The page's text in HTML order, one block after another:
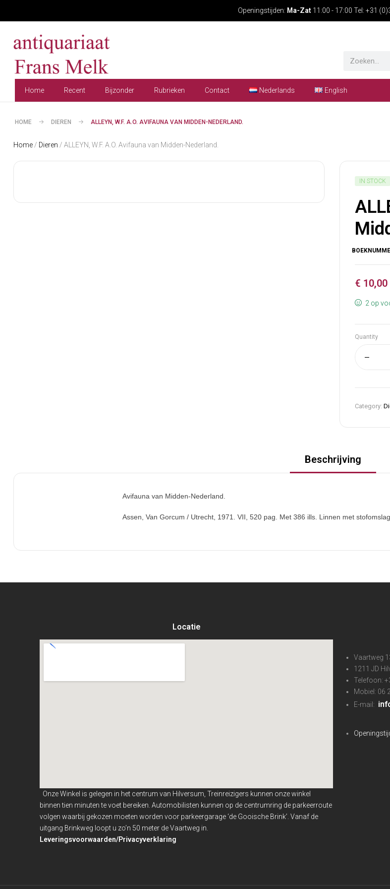
Openingstijden: Ma-Zat 11:00 - 17:00 Tel: +31
Home Recent Bijzonder Rubrieken Contact Nederlands English
HOME DIEREN ALLEYN, W.F. A.O. AVIFAUNA VAN MIDDEN-NEDERLAND.
Home / Dieren / ALLEYN, W.F. A.O. Avifauna van Midden-Nederland.
IN STOCK
€ 10,00
2 op
Quantity
Category:
Beschrijving
Avifauna van Midden-Nederland.
Assen, Van Gorcum / Utrecht, 1971. VII, 520 pag. Met 386 ills. Linnen met
Locatie
Onze Winkel is gelegen in het centrum van Hilversum, Treinreizigers kunnen onze winkel
binnentien minuten te voet bereiken. Automobilisten kunnen op de centrumring de parkeerroute
volgen waarbij gekozen moeten worden voor parkeergarage ‘de Gooische Brink’. Vanaf de
uitgang Brinkweg loopt u zo’n 50 meter de Vaartweg in.
Leveringsvoorwaarden/Privacyverklaring
Vaartweg
1211 JD
Telefoon:
Mobiel: 06
E-mail: